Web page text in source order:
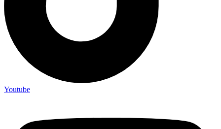
Youtube